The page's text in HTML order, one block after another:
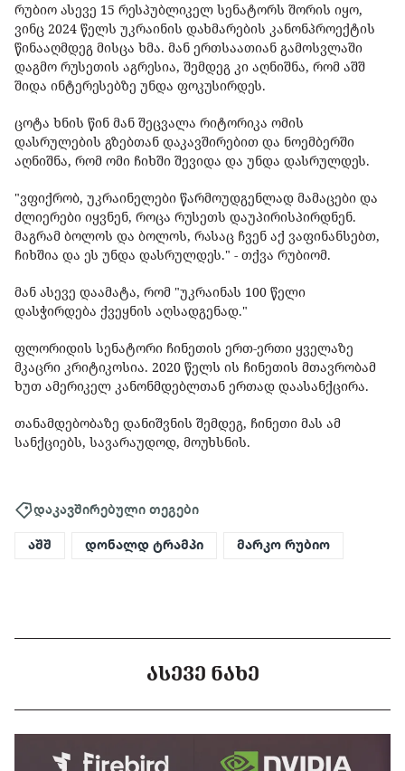
რუბიო ასევე 15 რესპუბლიკელ სენატორს შორის იყო,
ვინც 2024 წელს უკრაინის დახმარების კანონპროექტის
წინააღმდეგ მისცა ხმა. მან ერთსაათიან გამოსვლაში
დაგმო რუსეთის აგრესია, შემდეგ კი აღნიშნა, რომ აშშ
შიდა ინტერესებზე უნდა ფოკუსირდეს.
ცოტა ხნის წინ მან შეცვალა რიტორიკა ომის
დასრულების გზებთან დაკავშირებით და ნოემბერში
აღნიშნა, რომ ომი ჩიხში შევიდა და უნდა დასრულდეს.
"ვფიქრობ, უკრაინელები წარმოუდგენლად მამაცები და
ძლიერები იყვნენ, როცა რუსეთს დაუპირისპირდნენ.
მაგრამ ბოლოს და ბოლოს, რასაც ჩვენ აქ ვაფინანსებთ,
ჩიხშია და ეს უნდა დასრულდეს." - თქვა რუბიომ.
მან ასევე დაამატა, რომ "უკრაინას 100 წელი
დასჭირდება ქვეყნის აღსადგენად."
ფლორიდის სენატორი ჩინეთის ერთ-ერთი ყველაზე
მკაცრი კრიტიკოსია. 2020 წელს ის ჩინეთის მთავრობამ
ხუთ ამერიკელ კანონმდებლთან ერთად დაასანქცირა.
თანამდებობაზე დანიშვნის შემდეგ, ჩინეთი მას ამ
სანქციებს, სავარაუდოდ, მოუხსნის.
დაკავშირებული თეგები
აშშ დონალდ ტრამპი მარკო რუბიო
ᲐᲡᲔᲕᲔ ᲜᲐᲮᲔ